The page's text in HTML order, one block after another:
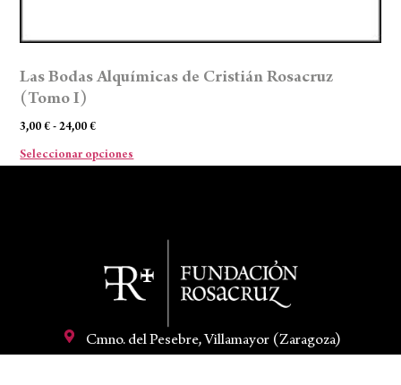
Las Bodas Alquímicas de Cristián Rosacruz
(Tomo I)
3,00€ - 24,00€
Seleccionar opciones
Cmno. del Pesebre, Villamayor (Zaragoza)